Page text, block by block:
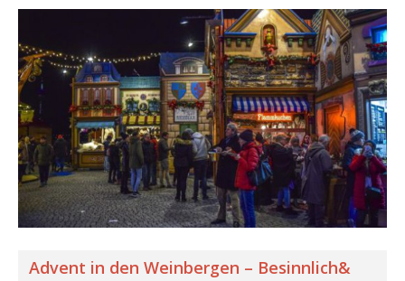
Advent in den Weinbergen – Besinnlich&